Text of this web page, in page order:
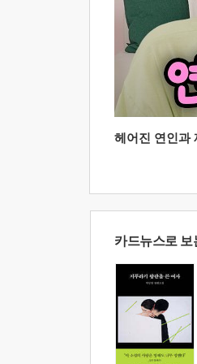
헤어진 연인과
카드뉴스로 보